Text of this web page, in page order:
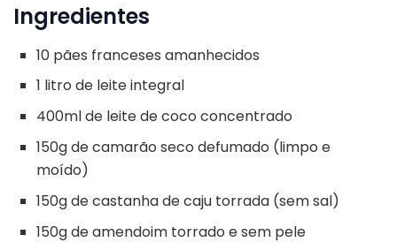
Ingredientes
10 pães franceses amanhecidos
1 litro de leite integral
400ml de leite de coco concentrado
150g de camarão seco defumado (limpo e
moído)
150g de castanha de caju torrada (sem sal)
150g de amendoim torrado e sem pele